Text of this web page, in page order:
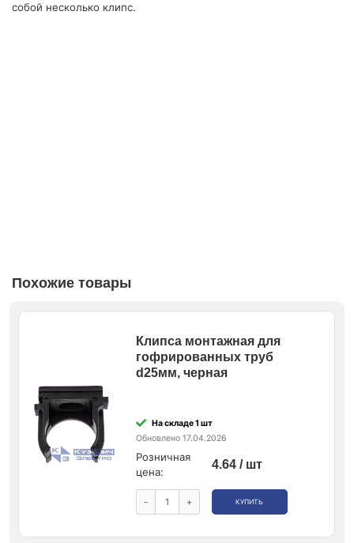
собой несколько клипс.
Похожие товары
Клипса монтажная для
гофрированных труб
d25мм, черная
На складе 1 шт
Обновлено 17.04.2026
Розничная
цена:
4.64 / шт
- + КУПИТЬ